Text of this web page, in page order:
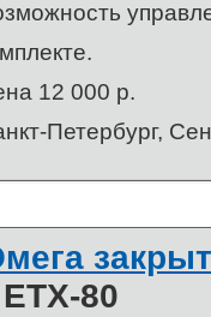
12 000 р.
Петербург,
80